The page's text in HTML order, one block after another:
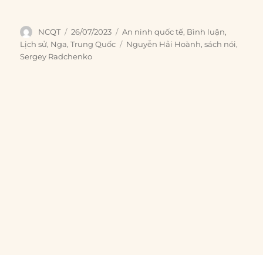
Author
NCQT
Posted
on
26/07/2023 Categories
An ninh quốc tế, Bình luận,
Lịch sử, Nga,Trung Quốc Tags
Nguyễn Hải Hoành,sách nói,
Sergey Radchenko